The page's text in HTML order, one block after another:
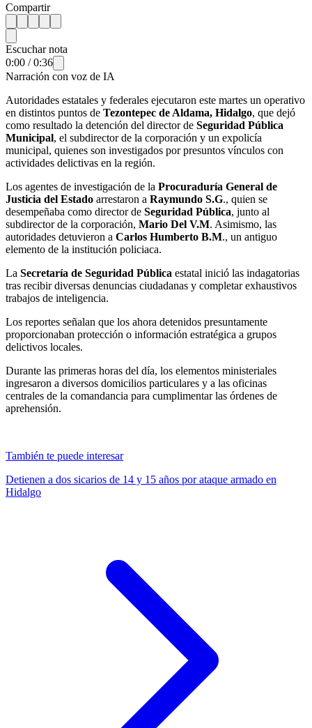
Compartir
Escuchar nota
0:00 /0:36
Narración con voz de IA
Autoridades estatales y federales ejecutaron este martes un operativo
en distintos puntos de Tezontepec de Aldama, Hidalgo, que dejó
como resultado la detención del director de Seguridad Pública
Municipal, el subdirector de la corporación y un expolicía
municipal, quienes son investigados por presuntos vínculos con
actividades delictivas en la región.
Los agentes de investigación de la Procuraduría General de
Justicia del Estado arrestaron a Raymundo S.G., quien se
desempeñaba como director de Seguridad Pública, junto al
subdirector de la corporación, Mario Del V.M. Asimismo, las
autoridades detuvieron a Carlos Humberto B.M., un antiguo
elemento de la institución policiaca.
La Secretaría de Seguridad Pública estatal inició las indagatorias
tras recibir diversas denuncias ciudadanas y completar exhaustivos
trabajos de inteligencia.
Los reportes señalan que los ahora detenidos presuntamente
proporcionaban protección o información estratégica a grupos
delictivos locales.
Durante las primeras horas del día, los elementos ministeriales
ingresaron a diversos domicilios particulares y a las oficinas
centrales de la comandancia para cumplimentar las órdenes de
aprehensión.
También te puede interesar
Detienen a dos sicarios de 14 y 15 años por ataque armado en
Hidalgo